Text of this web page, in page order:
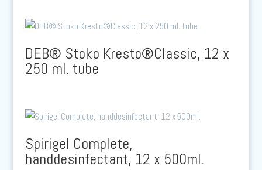
DEB® Stoko Kresto®Classic, 12 x
250 ml. tube
Spirigel Complete,
handdesinfectant, 12 x 500ml.